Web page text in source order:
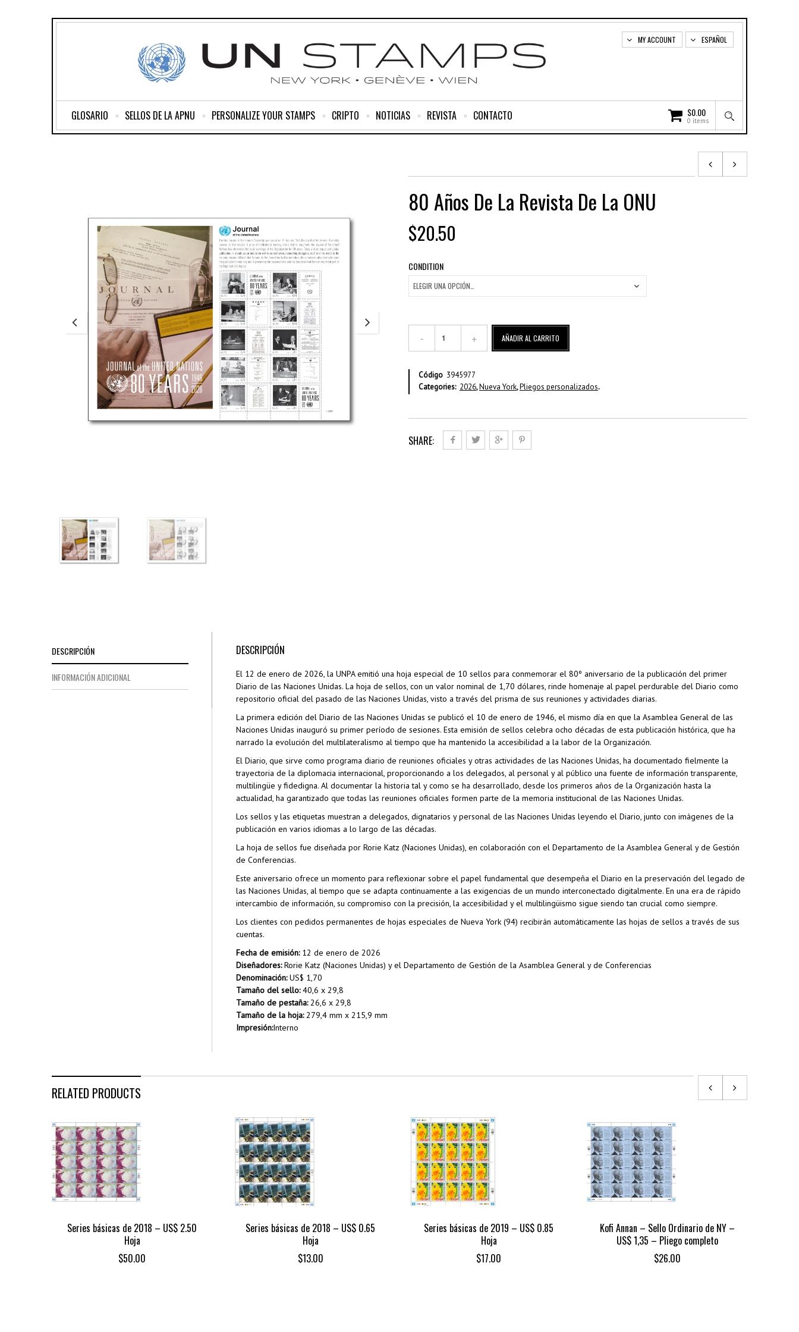
ESPAÑOL
MY ACCOUNT
$0.00
0 items
GLOSARIO SELLOS DE LA APNU PERSONALIZE YOUR STAMPS CRIPTO NOTICIAS REVISTA CONTACTO
80 Años De La Revista De La ONU
$20.50
CONDITION
Años
De
Revista
AÑADIR AL CARRITO
Código 3945977
Categories: 2026,Nueva York,Pliegos personalizados.
SHARE:
DESCRIPCIÓN
INFORMACIÓN ADICIONAL
DESCRIPCIÓN
El 12 de enero de 2026, la UNPA emitió una hoja especial de 10 sellos para conmemorar el 80º aniversario de la publicación del primer
Diario de las Naciones Unidas. La hoja de sellos, con un valor nominal de 1,70 dólares, rinde homenaje al papel perdurable del Diario como
repositorio oficial del pasado de las Naciones Unidas, visto a través del prisma de sus reuniones y actividades diarias.
La primera edición del Diario de las Naciones Unidas se publicó el 10 de enero de 1946, el mismo día en que la Asamblea General de las
Naciones Unidas inauguró su primer período de sesiones. Esta emisión de sellos celebra ocho décadas de esta publicación histórica, que ha
narrado la evolución del multilateralismo al tiempo que ha mantenido la accesibilidad a la labor de la Organización.
El Diario, que sirve como programa diario de reuniones oficiales y otras actividades de las Naciones Unidas, ha documentado fielmente la
trayectoria de la diplomacia internacional, proporcionando a los delegados, al personal y al público una fuente de información transparente,
multilingüe y fidedigna. Al documentar la historia tal y como se ha desarrollado, desde los primeros años de la Organización hasta la
actualidad, ha garantizado que todas las reuniones oficiales formen parte de la memoria institucional de las Naciones Unidas.
Los sellos y las etiquetas muestran a delegados, dignatarios y personal de las Naciones Unidas leyendo el Diario, junto con imágenes de la
publicación en varios idiomas a lo largo de las décadas.
La hoja de sellos fue diseñada por Rorie Katz (Naciones Unidas), en colaboración con el Departamento de la Asamblea General y de Gestión
de Conferencias.
Este aniversario ofrece un momento para reflexionar sobre el papel fundamental que desempeña el Diario en la preservación del legado de
las Naciones Unidas, al tiempo que se adapta continuamente a las exigencias de un mundo interconectado digitalmente. En una era de rápido
intercambio de información, su compromiso con la precisión, la accesibilidad y el multilingüismo sigue siendo tan crucial como siempre.
Los clientes con pedidos permanentes de hojas especiales de Nueva York (94) recibirán automáticamente las hojas de sellos a través de sus
cuentas.
Fecha de emisión:12 de enero de 2026
Diseñadores:Rorie Katz (Naciones Unidas) y el Departamento de Gestión de la Asamblea General y de Conferencias
Denominación:US$ 1,70
Tamaño del sello:40,6 x 29,8
Tamaño de pestaña:26,6 x 29,8
Tamaño de la hoja:279,4 mm x 215,9 mm
Impresión:Interno
RELATED PRODUCTS
Series básicas de 2018 – US$ 2.50
Hoja
$50.00
Series básicas de 2018 – US$ 0.65
Hoja
$13.00
Series básicas de 2019 – US$ 0.85
Hoja
$17.00
Kofi Annan – Sello Ordinario de NY –
US$ 1,35 – Pliego completo
$26.00